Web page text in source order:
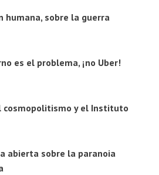
humana, sobre la guerra
es el problema, ¡no Uber!
cosmopolitismo y el Instituto
abierta sobre la paranoia